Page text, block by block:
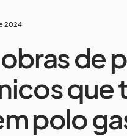
2024
de
que
polo